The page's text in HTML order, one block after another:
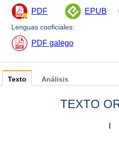
PDF EPUB
Lenguas cooficiales:
PDF galego
Texto
TEXTO
Análisis